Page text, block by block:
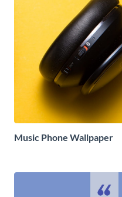
Music Phone Wallpaper